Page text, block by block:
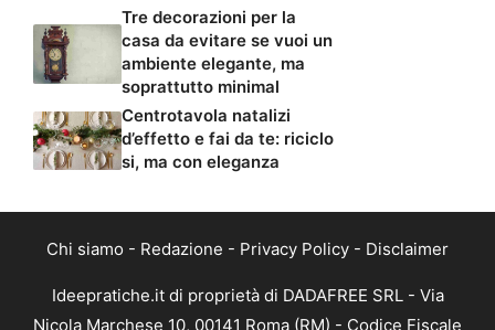
Tre decorazioni per la
casa da evitare se vuoi un
ambiente elegante, ma
soprattutto minimal
Centrotavola natalizi
d’effetto e fai da te: riciclo
si, ma con eleganza
Chi siamo - Redazione - Privacy Policy - Disclaimer
Ideepratiche.it di proprietà di DADAFREE SRL - Via
Nicola Marchese 10, 00141 Roma (RM) - Codice Fiscale